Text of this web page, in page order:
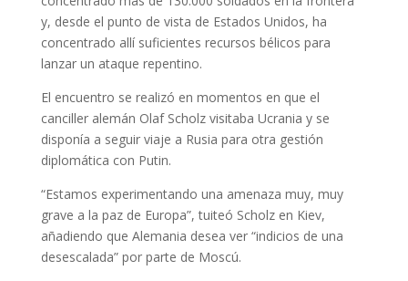
y, desde el punto de vista de Estados Unidos, ha
concentrado allí suficientes recursos bélicos para
lanzar un ataque repentino.
El encuentro se realizó en momentos en que el
canciller alemán Olaf Scholz visitaba Ucrania y se
disponía a seguir viaje a Rusia para otra gestión
diplomática con Putin.
“Estamos experimentando una amenaza muy, muy
grave a la paz de Europa”, tuiteó Scholz en Kiev,
añadiendo que Alemania desea ver “indicios de una
desescalada” por parte de Moscú.